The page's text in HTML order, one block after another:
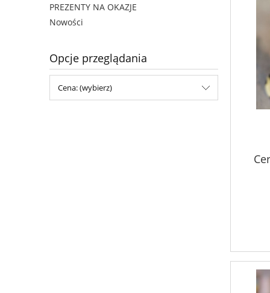
PREZENTY NA OKAZJE
Nowości
Opcje przeglądania
Cena: (wybierz)